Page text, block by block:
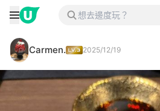
Carmen. 2025/12/19